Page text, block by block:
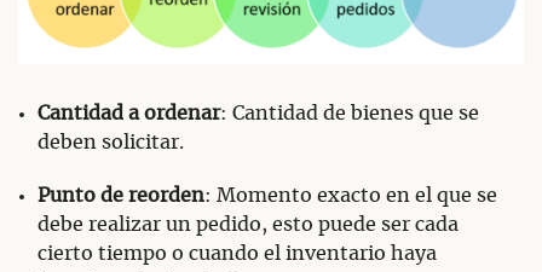
Cantidad a ordenar: Cantidad de bienes que se
deben solicitar.
Punto de reorden: Momento exacto en el que se
debe realizar un pedido, esto puede ser cada
cierto tiempo o cuando el inventario haya